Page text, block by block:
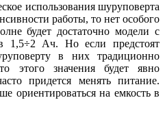
использования шуруповерта
работы, то нет особого
будет достаточно модели с
1,5÷2 Ач. Но если предстоят
в них традиционно
этого значения будет явно
придется менять питание.
ориентироваться на емкость в